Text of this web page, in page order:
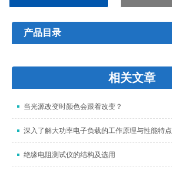
产品目录
相关文章
当光源改变时颜色会跟着改变？
深入了解大功率电子负载的工作原理与性能特点
绝缘电阻测试仪的结构及选用